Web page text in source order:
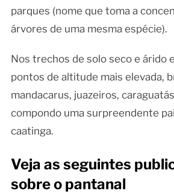
parques (nome que toma a
árvores de uma mesma espécie).
Nos trechos de solo seco e árido
pontos de altitude mais elevada,
mandacarus, juazeiros,
compondo uma surpreendente
caatinga.
Veja as seguintes
sobre o pantanal